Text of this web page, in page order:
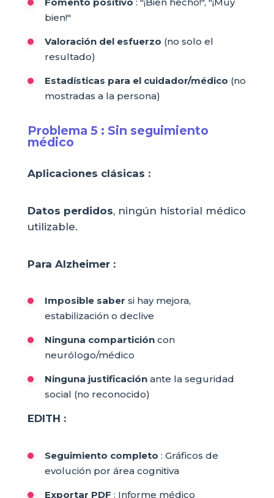
bien!"
Valoración del esfuerzo (no solo el
resultado)
Estadísticas para el cuidador/médico (no
mostradas a la persona)
Problema 5 : Sin seguimiento
médico
Aplicaciones clásicas :
Datos perdidos, ningún historial médico
utilizable.
Para Alzheimer :
Imposible saber si hay mejora,
estabilización o declive
Ninguna comparticióncon
neurólogo/médico
Ninguna justificaciónante la seguridad
social (no reconocido)
EDITH :
Seguimiento completo : Gráficos de
evolución por área cognitiva
Exportar PDF : Informe médico